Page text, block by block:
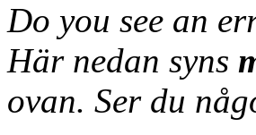
Do you see an
Här nedan syns
ovan. Ser du